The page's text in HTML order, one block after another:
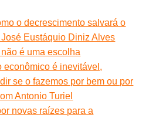
o decrescimento salvará o
Eustáquio Diniz Alves
é uma escolha
econômico é inevitável,
se o fazemos por bem ou por
Antonio Turiel
novas raízes para a